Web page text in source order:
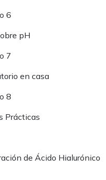
6
pH
7
en casa
8
Prácticas
de Ácido Hialurónico